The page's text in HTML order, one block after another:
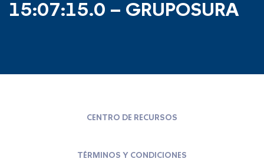
15:07:15.0 – GRUPOSURA
CENTRO DE RECURSOS
TÉRMINOS Y CONDICIONES